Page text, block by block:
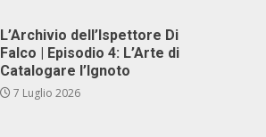
L’Archivio dell’Ispettore Di
Falco | Episodio 4: L’Arte di
Catalogare l’Ignoto
7 Luglio 2026